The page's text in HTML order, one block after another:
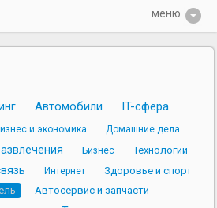
Автомобили
IT-сфера
и экономика
Домашние дела
Бизнес Технологии
Интернет
Здоровье и спорт
Автосервис и запчасти